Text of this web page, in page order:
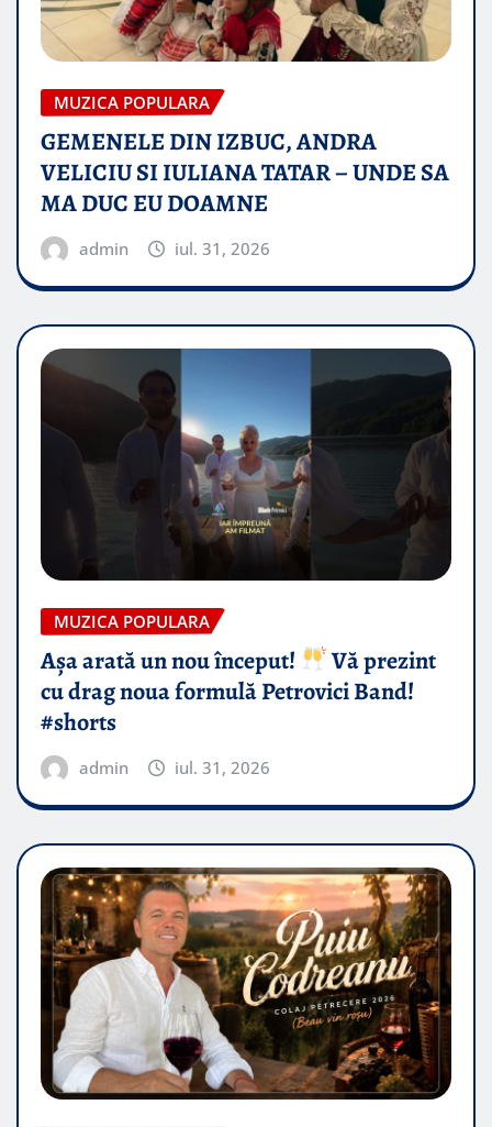
MUZICA POPULARA
GEMENELE DIN IZBUC, ANDRA
VELICIU SI IULIANA TATAR – UNDE SA
MA DUC EU DOAMNE
admin iul. 31, 2026
MUZICA POPULARA
Așa arată un nou început!
Vă prezint
cu drag noua formulă Petrovici Band!
#shorts
admin iul. 31, 2026